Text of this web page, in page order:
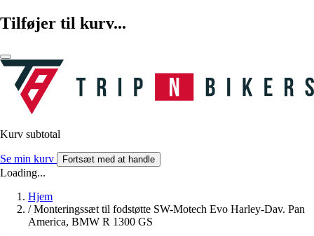
Tilføjer til kurv...
Kurv subtotal
Se min kurv Fortsæt med at handle
Loading...
Hjem
/ Monteringssæt til fodstøtte SW-Motech Evo Harley-Dav. Pan
America, BMW R 1300 GS